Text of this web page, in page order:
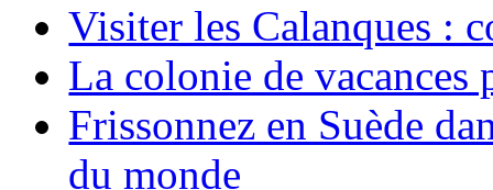
Visiter les Calanques :
La colonie de vacances
Frissonnez en Suède
du monde